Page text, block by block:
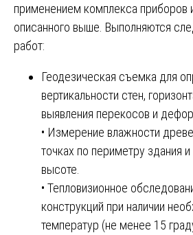
применением комплекса приборов
описанного выше. Выполняются
работ:
Геодезическая съемка для
вертикальности стен,
выявления перекосов и
• Измерение влажности
точках по периметру здания и
высоте.
• Тепловизионное
конструкций при наличии
температур (не менее 15